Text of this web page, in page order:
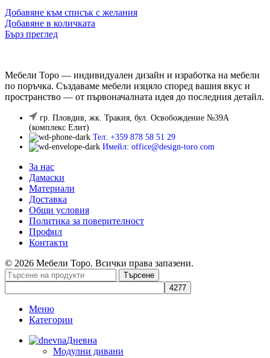
Добавяне към списък с желания
Добавяне в количката
Бърз преглед
Мебели Торо — индивидуален дизайн и изработка на мебели
по поръчка. Създаваме мебели изцяло според вашия вкус и
пространство — от първоначалната идея до последния детайл.
гр. Пловдив, жк. Тракия, бул. Освобождение №39А
(комплекс Елит)
Тел: +359 878 58 51 29
Имейл: office@design-toro.com
За нас
Дамаски
Материали
Доставка
Общи условия
Политика за поверителност
Профил
Контакти
© 2026 Мебели Торо. Всички права запазени.
Търсене
Меню
Категории
Дневна
Модулни дивани